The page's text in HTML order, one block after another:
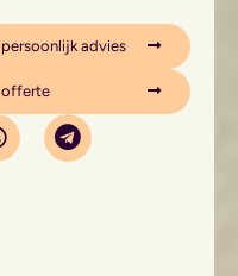
persoonlijk advies
offerte